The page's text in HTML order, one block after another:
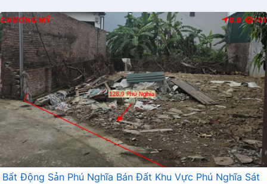
CHƯƠNG MỸ Đ.B 191
Bất Động Sản Phú Nghĩa Bán Đất Khu Vực Phú Nghĩa Sát